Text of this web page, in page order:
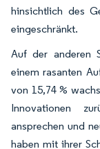
hinsichtlich des
eingeschränkt.
Auf der anderen
einem rasanten
von 15,74 %
Innovationen
ansprechen und
haben mit ihrer